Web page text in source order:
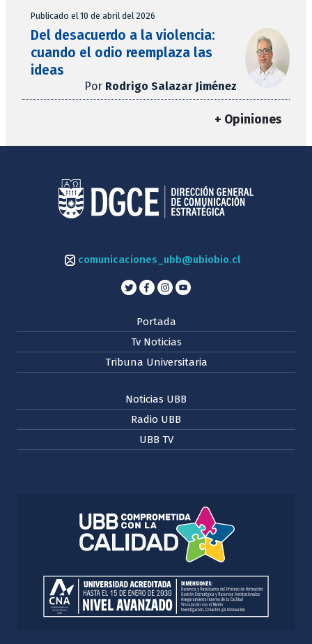
Publicado el 10 de abril del 2026
Del desacuerdo a la violencia:
cuando el odio reemplaza las
ideas
Por Rodrigo Salazar Jiménez
+ Opiniones
comunicaciones_ubb@ubiobio.cl
Portada
Tv Noticias
Tribuna Universitaria
Noticias UBB
Radio UBB
UBB TV